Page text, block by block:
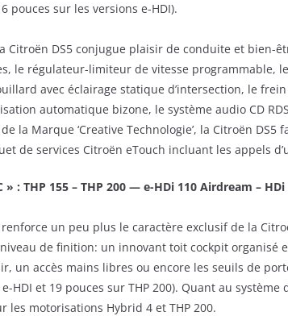
pouces sur les versions e-HDI).
Citroën DS5 conjugue plaisir de conduite et bien-
le régulateur-limiteur de vitesse programmable,
avec éclairage statique d’intersection, le
automatique bizone, le système audio CD
la Marque ‘Creative Technologie’, la Citroën DS5
de services Citroën eTouch incluant les appels
» : THP 155 – THP 200 — e-HDi 110 Airdream –
renforce un peu plus le caractère exclusif de la
de finition: un innovant toit cockpit organisé
un accès mains libres ou encore les seuils de
HDI et 19 pouces sur THP 200). Quant au
les motorisations Hybrid 4 et THP 200.